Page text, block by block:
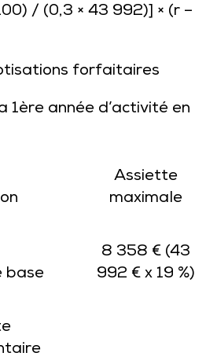
/ (0,3 × 43 992)] × (r –
forfaitaires
1ère année d’activité en
Assiette
maximale
base
8 358 € (43
992 € x 19 %)